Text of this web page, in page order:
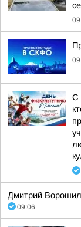
С
Дмитрий
09:06